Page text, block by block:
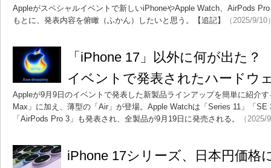
Appleがスペシャルイベントで新しいiPhoneやApple Watch、AirPods
もとに、発表内容を俯瞰（ふかん）したいと思う。【追記】
（2025/9/10
「iPhone 17」以外に何が出た
イベントで発表されたハードウ
Appleが9月9日のイベントで発表した新製品ラインアップを簡単に紹介
Max」に加え、薄型の「Air」が登場。Apple Watchは「Series 11」「
「AirPods Pro 3」も発表され、全製品が9月19日に発売される。
（2025/
iPhone 17シリーズ、日本円価格